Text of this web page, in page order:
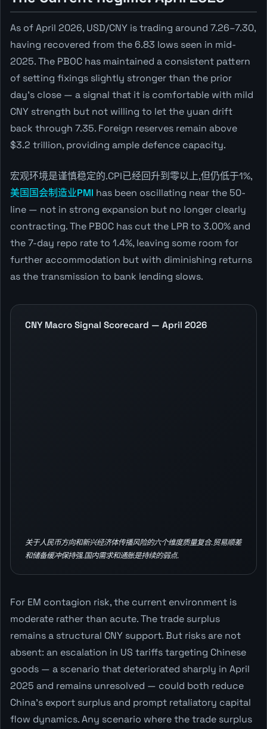
As of April 2026, USD/CNY is trading around 7.26–7.30,
having recovered from the 6.83 lows seen in mid-
2025. The PBOC has maintained a consistent pattern
of setting fixings slightly stronger than the prior
day's close — a signal that it is comfortable with mild
CNY strength but not willing to let the yuan drift
back through 7.35. Foreign reserves remain above
$3.2 trillion, providing ample defence capacity.
宏观环境是谨慎稳定的.CPI已经回升到零以上,但仍低于1%,
美国国会制造业PMI has been oscillating near the 50-
line — not in strong expansion but no longer clearly
contracting. The PBOC has cut the LPR to 3.00% and
the 7-day repo rate to 1.4%, leaving some room for
further accommodation but with diminishing returns
as the transmission to bank lending slows.
CNY Macro Signal Scorecard — April 2026
关于人民币方向和新兴经济体传播风险的六个维度质量复合.贸易顺差
和储备缓冲保持强.国内需求和通胀是持续的弱点.
For EM contagion risk, the current environment is
moderate rather than acute. The trade surplus
remains a structural CNY support. But risks are not
absent: an escalation in US tariffs targeting Chinese
goods — a scenario that deteriorated sharply in April
2025 and remains unresolved — could both reduce
China's export surplus and prompt retaliatory capital
flow dynamics. Any scenario where the trade surplus